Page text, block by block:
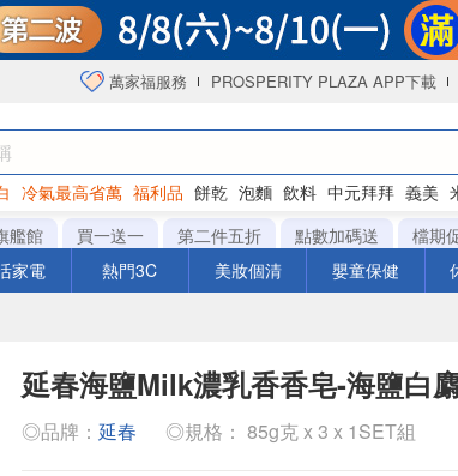
萬家福服務 PROSPERITY PLAZA APP下載
冷氣最高省萬 福利品 餅乾 泡麵 飲料 中元拜拜 義美
艦館 買一送一 第二件五折 點數加碼送
檔期
家電 熱門3C 美妝個清 嬰童保健
延春海鹽Milk濃乳香香皂-海鹽白
◎品牌： 延春 ◎規格： 85g克 x 3 x 1SET組